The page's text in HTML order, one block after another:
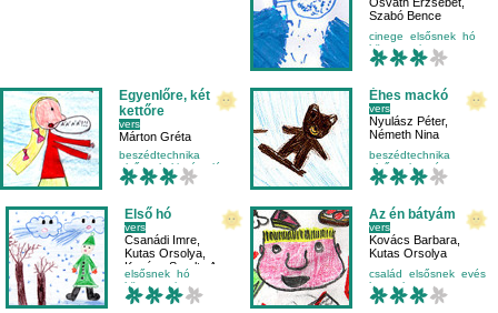
Szabó Bence
cinege elsősnek hó
környezetismeret
Egyenlőre, két
kettőre
vers
Márton Gréta
beszédtechnika
elsősnek kiszámoló
mese-vers
Éhes mackó
vers
Nyulász Péter,
Németh Nina
beszédtechnika
elsősnek evés
kicsiknek
Első hó
vers
Csanádi Imre
Kutas Orsolya
Kovács Sarolta Anna
elsősnek hó
környezetismeret
mese-vers
Az én bátyám
vers
Kovács Barbara
Kutas Orsolya
család elsősnek evés
hangulat